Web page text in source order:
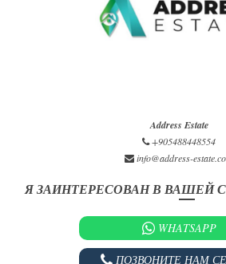
Address Estate
+905488448554
info@address-
Я ЗАИНТЕРЕСОВАН В ВАШЕЙ
WHATSAPP
ПОЗВОНИТЕ НАМ